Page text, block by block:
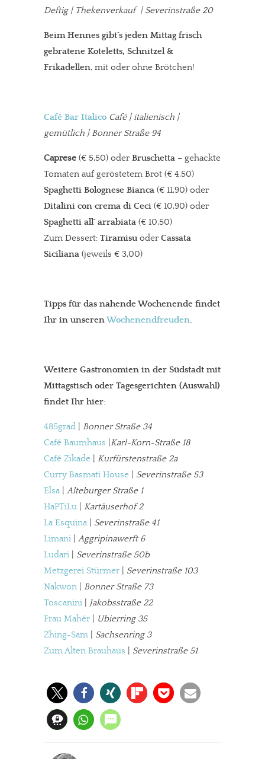
In eigener Sache
Dir gefällt unsere Arbeit?
meinesuedstadt.de finanziert sich durch Partnerprofile und
Werbung. Beide Einnahmequellen sind in den letzten Monaten
stark zurückgegangen.
Solltest Du unsere unabhängige Berichterstattung schätzen,
kannst Du uns mit einer kleinen Spende unterstützen.
Paypal - danke@meinesuedstadt.de
Deftig | Thekenverkauf | Severinstraße 20
Beim Hennes gibt´s jeden Mittag frisch
gebratene Koteletts, Schnitzel &
Frikadellen, mit oder ohne Brötchen!
Café Bar Italico Café | italienisch |
gemütlich | Bonner Straße 94
Caprese (€ 5,50) oder Bruschetta – gehackte
Tomaten auf geröstetem Brot (€ 4,50)
Spaghetti Bolognese Bianca (€ 11,90) oder
Ditalini con crema di Ceci (€ 10,90) oder
Spaghetti all´ arrabiata (€ 10,50)
Zum Dessert: Tiramisu oder Cassata
Siciliana (jeweils € 3,00)
Tipps für das nahende Wochenende findet
Ihr in unserenWochenendfreuden.
Weitere Gastronomien in der Südstadt mit
Mittagstisch oder Tagesgerichten (Auswahl)
findet Ihr hier:
485grad
Bonner Straße 34
Café Baumhaus Karl-Korn-Straße 18
Café Zikade
Kurfürstenstraße 2a
Curry Basmati House
Severinstraße 53
Elsa| Alteburger Straße 1
HaPTiLu
Kartäuserhof 2
La Esquina| Severinstraße 41
Limani
Aggripinawerft 6
Ludari
Severinstraße 50b
Metzgerei Stürmer
Severinstraße 103
Nakwon
Bonner Straße 73
Toscanini
Jakobsstraße 22
Frau Mahér
Ubierring 35
Zhing-Sam
Sachsenring 3
Zum Alten Brauhaus
Severinstraße 51